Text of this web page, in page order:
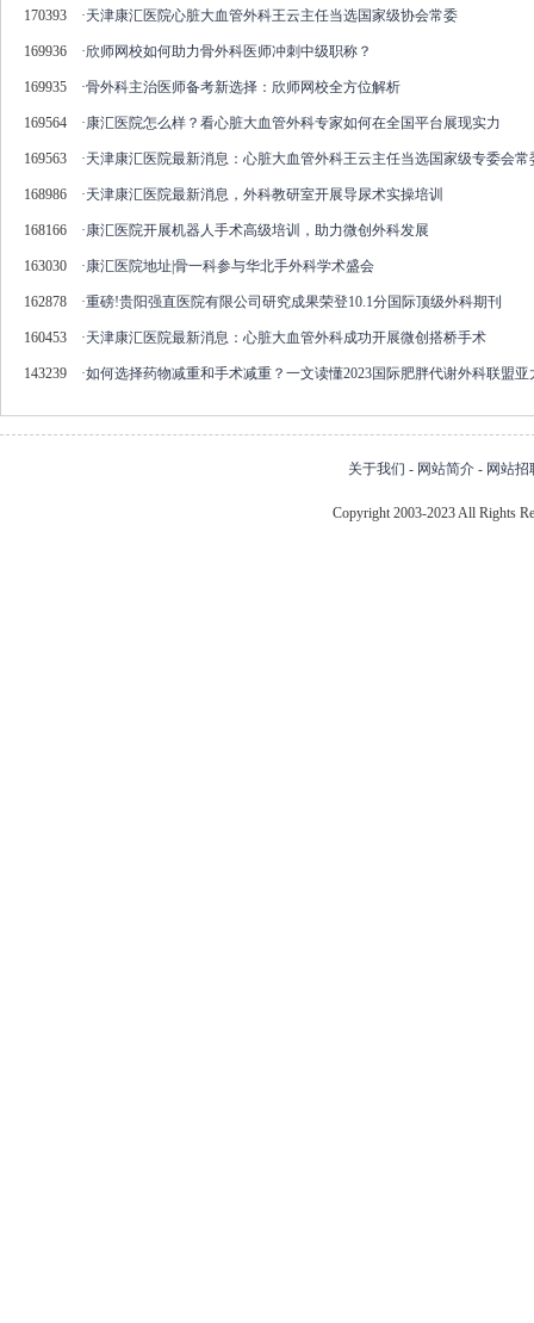
170393 ·天津康汇医院心脏大血管外科王云主任当选国家级协会常委
169936 ·欣师网校如何助力骨外科医师冲刺中级职称？
169935 ·骨外科主治医师备考新选择：欣师网校全方位解析
169564 ·康汇医院怎么样？看心脏大血管外科专家如何在全国平台展现实力
169563 ·天津康汇医院最新消息：心脏大血管外科王云主任当选国家级专委会常
168986 ·天津康汇医院最新消息，外科教研室开展导尿术实操培训
168166 ·康汇医院开展机器人手术高级培训，助力微创外科发展
163030 ·康汇医院地址|骨一科参与华北手外科学术盛会
162878 ·重磅!贵阳强直医院有限公司研究成果荣登10.1分国际顶级外科期刊
160453 ·天津康汇医院最新消息：心脏大血管外科成功开展微创搭桥手术
143239 ·如何选择药物减重和手术减重？一文读懂2023国际肥胖代谢外科联盟
关于我们 - 网站简介 - 网站招
Copyright 2003-2023 All Rights